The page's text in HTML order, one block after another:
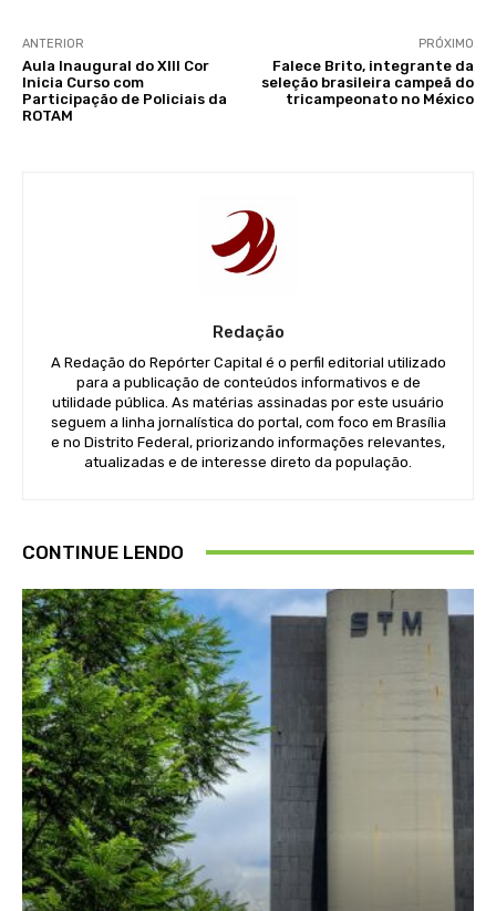
ANTERIOR
Aula Inaugural do XIII Cor
Inicia Curso com
Participação de Policiais da
ROTAM
PRÓXIMO
Falece Brito, integrante da
seleção brasileira campeã do
tricampeonato no México
Redação
A Redação do Repórter Capital é o perfil editorial utilizado
para a publicação de conteúdos informativos e de
utilidade pública. As matérias assinadas por este usuário
seguem a linha jornalística do portal, com foco em Brasília
e no Distrito Federal, priorizando informações relevantes,
atualizadas e de interesse direto da população.
CONTINUE LENDO